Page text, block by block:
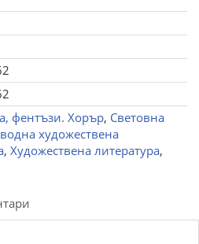
фентъзи. Хорър, Световна
художествена
, Художествена литература,